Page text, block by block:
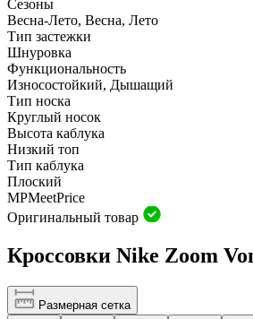
Сезоны
Весна-Лето, Весна, Лето
Тип застежки
Шнуровка
Функциональность
Износостойкий, Дышащий
Тип носка
Круглый носок
Высота каблука
Низкий топ
Тип каблука
Плоский
MPMeetPrice
Оригинальный товар
Кроссовки Nike Zoom
Размерная сетка